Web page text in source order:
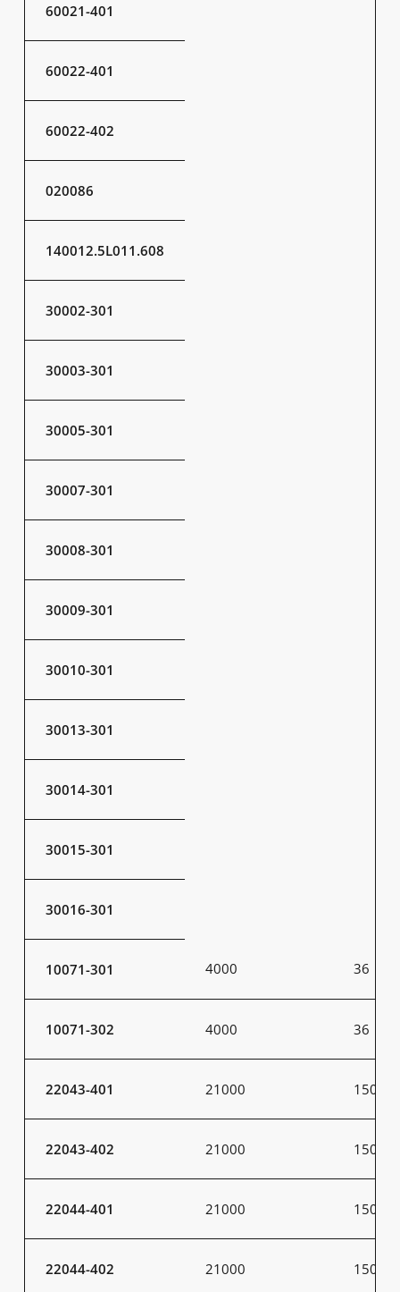
60021-401
60022-401
60022-402
020086
140012.5L011.608
30002-301
30003-301
30005-301
30007-301
30008-301
30009-301
30010-301
30013-301
30014-301
30015-301
30016-301
10071-301 4000 36
10071-302 4000 36
22043-401 21000 150
22043-402 21000 150
22044-401 21000 150
22044-402 21000 150